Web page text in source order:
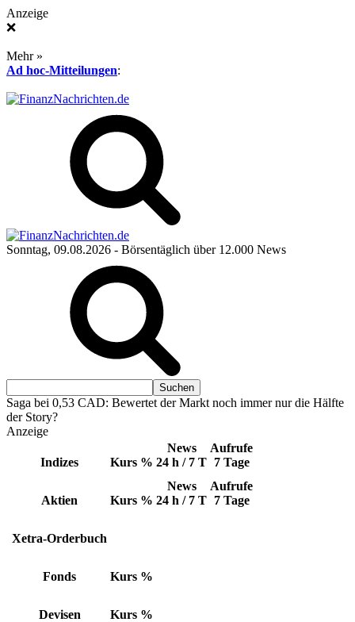
Anzeige
❌
Mehr »
Ad hoc-Mitteilungen:
Sonntag, 09.08.2026 - Börsentäglich über 12.000 News
Saga bei 0,53 CAD: Bewertet der Markt noch immer nur die Hälfte
der Story?
Anzeige
Indizes Kurs %
News
24 h / 7 T
Aufrufe
7 Tage
Aktien Kurs %
News
24 h / 7 T
Aufrufe
7 Tage
Xetra-Orderbuch
Fonds Kurs %
Devisen Kurs %